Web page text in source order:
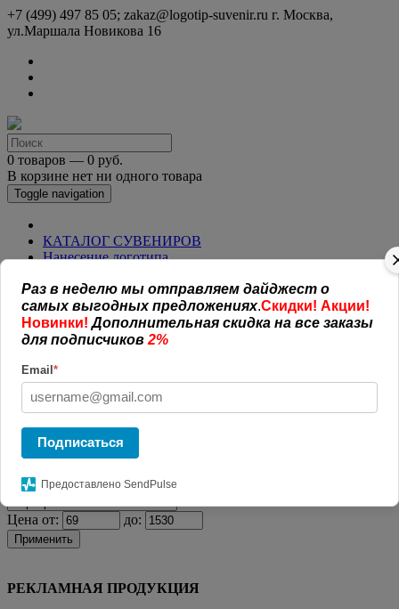
+7 (499) 497 85 05; zakaz@logotip-suvenir.ru г. Москва,
ул.Маршала Новикова 16
0 товаров — 0 руб.
В корзине нет ни одного товара
Toggle navigation
КАТАЛОГ СУВЕНИРОВ
Нанесение логотипа
Оплата и доставка
Открытая информация
СОГЛАШЕНИЕ (ОФЕРТА )
УСЛОВИЯ И ГАРАНТИИ
Новости
Обратная связь
ГлавнаяКАТАЛОГ СУВЕНИРОВВизитницы и
кардхолдерыЧехол для карточек Dual, красный
Цена от: до:
Применить
РЕКЛАМНАЯ ПРОДУКЦИЯ
Раз в неделю мы отправляем дайджест о
самых выгодных предложениях.Скидки! Акции!
Новинки!Дополнительная скидка на все заказы
для подписчиков 2%
Email*
Подписаться
Предоставлено SendPulse